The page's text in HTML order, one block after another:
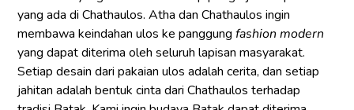
yang ada di Chathaulos. Atha dan Chathaulos ingin
membawa keindahan ulos ke panggungfashion modern
yang dapat diterima oleh seluruh lapisan masyarakat.
Setiap desain dari pakaian ulos adalah cerita, dan setiap
jahitan adalah bentuk cinta dari Chathaulos terhadap